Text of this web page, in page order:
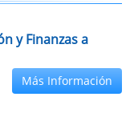
y Finanzas a
Más Información